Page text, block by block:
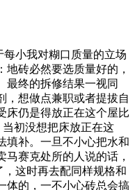
小我对糊口质量的立场
砖必然要选质量好的，
最终的拆修结果一视同
，想做点兼职或者提拔自
床仍是得放正在这个屋比
初没想把床放正在这
填补。一旦不小心把水和
赛克处所的人说的话，
这时再去配同样规格和
体的，一不小心砖总会搞